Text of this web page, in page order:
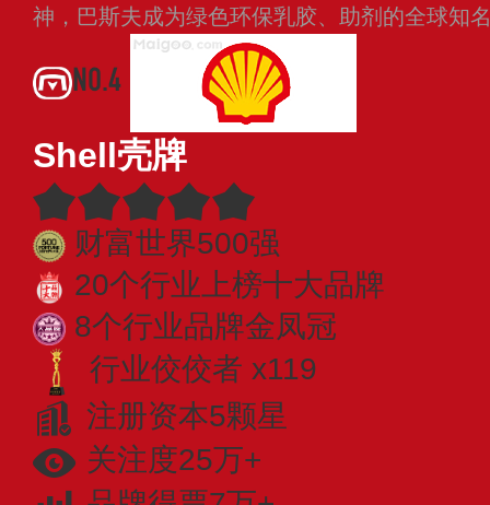
神，巴斯夫成为绿色环保乳胶、助剂的全球知
NO.4
Shell壳牌
财富世界500强
20个行业上榜十大品牌
8个行业品牌金凤冠
行业佼佼者 x119
注册资本5颗星
关注度25万+